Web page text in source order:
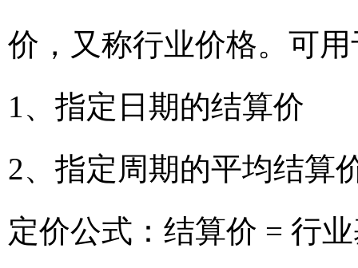
价，又称行业价格。可
1、指定日期的结算价
2、指定周期的平均结算
定价公式：结算价 = 行